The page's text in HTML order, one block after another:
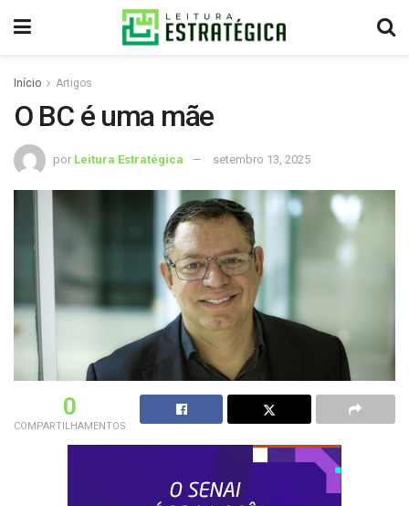
Início Artigos
O BC é uma mãe
por Leitura Estratégica setembro 13, 2025
0
COMPARTILHAMENTOS